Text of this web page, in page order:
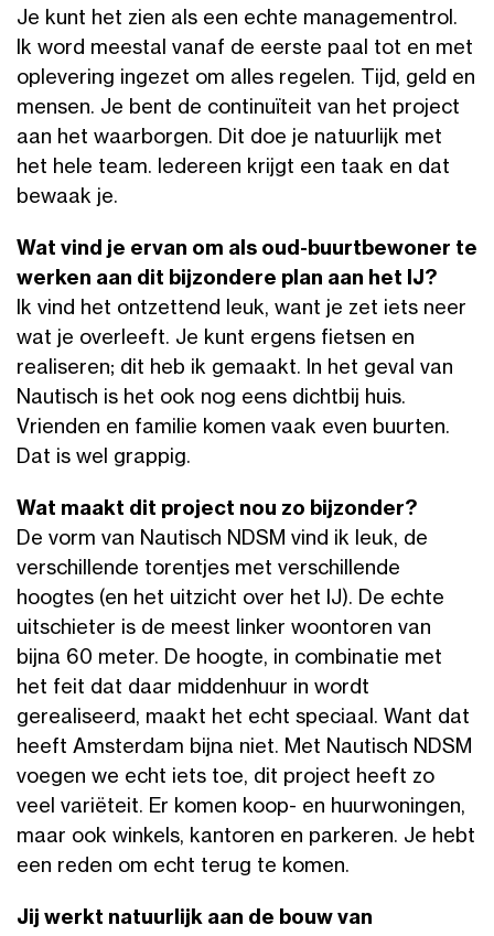
Je kunt het zien als een echte managementrol.
Ik word meestal vanaf de eerste paal tot en met
oplevering ingezet om alles regelen. Tijd, geld en
mensen. Je bent de continuïteit van het project
aan het waarborgen. Dit doe je natuurlijk met
het hele team. Iedereen krijgt een taak en dat
bewaak je.
Wat vind je ervan om als oud-buurtbewoner te
werken aan dit bijzondere plan aan het IJ?
Ik vind het ontzettend leuk, want je zet iets neer
wat je overleeft. Je kunt ergens fietsen en
realiseren; dit heb ik gemaakt. In het geval van
Nautisch is het ook nog eens dichtbij huis.
Vrienden en familie komen vaak even buurten.
Dat is wel grappig.
Wat maakt dit project nou zo bijzonder?
De vorm van Nautisch NDSM vind ik leuk, de
verschillende torentjes met verschillende
hoogtes (en het uitzicht over het IJ). De echte
uitschieter is de meest linker woontoren van
bijna 60 meter. De hoogte, in combinatie met
het feit dat daar middenhuur in wordt
gerealiseerd, maakt het echt speciaal. Want dat
heeft Amsterdam bijna niet. Met Nautisch NDSM
voegen we echt iets toe, dit project heeft zo
veel variëteit. Er komen koop- en huurwoningen,
maar ook winkels, kantoren en parkeren. Je hebt
een reden om echt terug te komen.
Jij werkt natuurlijk aan de bouw van